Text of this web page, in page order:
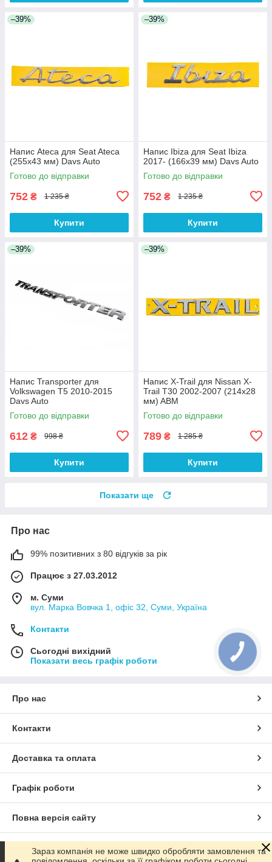
–39%
Напис Ateca для Seat Ateca
(255х43 мм) Davs Auto
Готово до відправки
752 ₴ 1 235 ₴
Купити
–39%
Напис Ibiza для Seat Ibiza
2017- (166х39 мм) Davs Auto
Готово до відправки
752 ₴ 1 235 ₴
Купити
–39%
Напис Transporter для
Volkswagen T5 2010-2015
Davs Auto
Готово до відправки
612 ₴ 998 ₴
Купити
–39%
Напис X-Trail для Nissan X-
Trail T30 2002-2007 (214х28
мм) ABM
Готово до відправки
789 ₴ 1 285 ₴
Купити
Показати ще
Про нас
99% позитивних з 80 відгуків за рік
Працює з 27.03.2012
м. Суми
вул. Марка Вовчка 1, офіс 32, Суми, Україна
Контакти
Сьогодні вихідний
Показати весь графік роботи
Про нас
Контакти
Доставка та оплата
Графік роботи
Повна версія сайту
Сайт створено на маркетплейсі Prom.ua
Зараз компанія не може швидко обробляти замовлення та